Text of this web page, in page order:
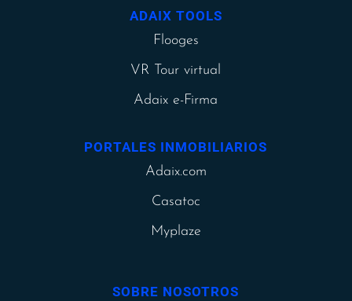
ADAIX TOOLS
Flooges
VR Tour virtual
Adaix e-Firma
PORTALES INMOBILIARIOS
Adaix.com
Casatoc
Myplaze
SOBRE NOSOTROS